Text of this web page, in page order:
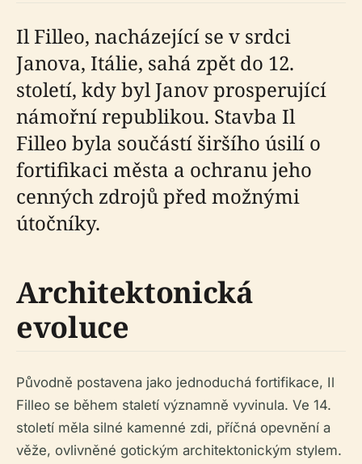
Il Filleo, nacházející se v srdci
Janova, Itálie, sahá zpět do 12.
století, kdy byl Janov prosperující
námořní republikou. Stavba Il
Filleo byla součástí širšího úsilí o
fortifikaci města a ochranu jeho
cenných zdrojů před možnými
útočníky.
Architektonická
evoluce
Původně postavena jako jednoduchá fortifikace, Il
Filleo se během staletí významně vyvinula. Ve 14.
století měla silné kamenné zdi, příčná opevnění a
věže, ovlivněné gotickým architektonickým stylem.